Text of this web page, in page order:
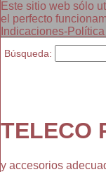
Este sitio web sólo
el perfecto
Indicaciones-
TELECO
y accesorios
Búsqueda: